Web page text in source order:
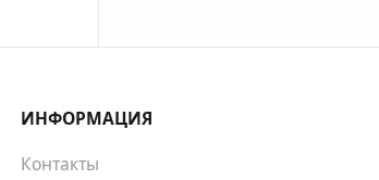
ИНФОРМАЦИЯ
Контакты